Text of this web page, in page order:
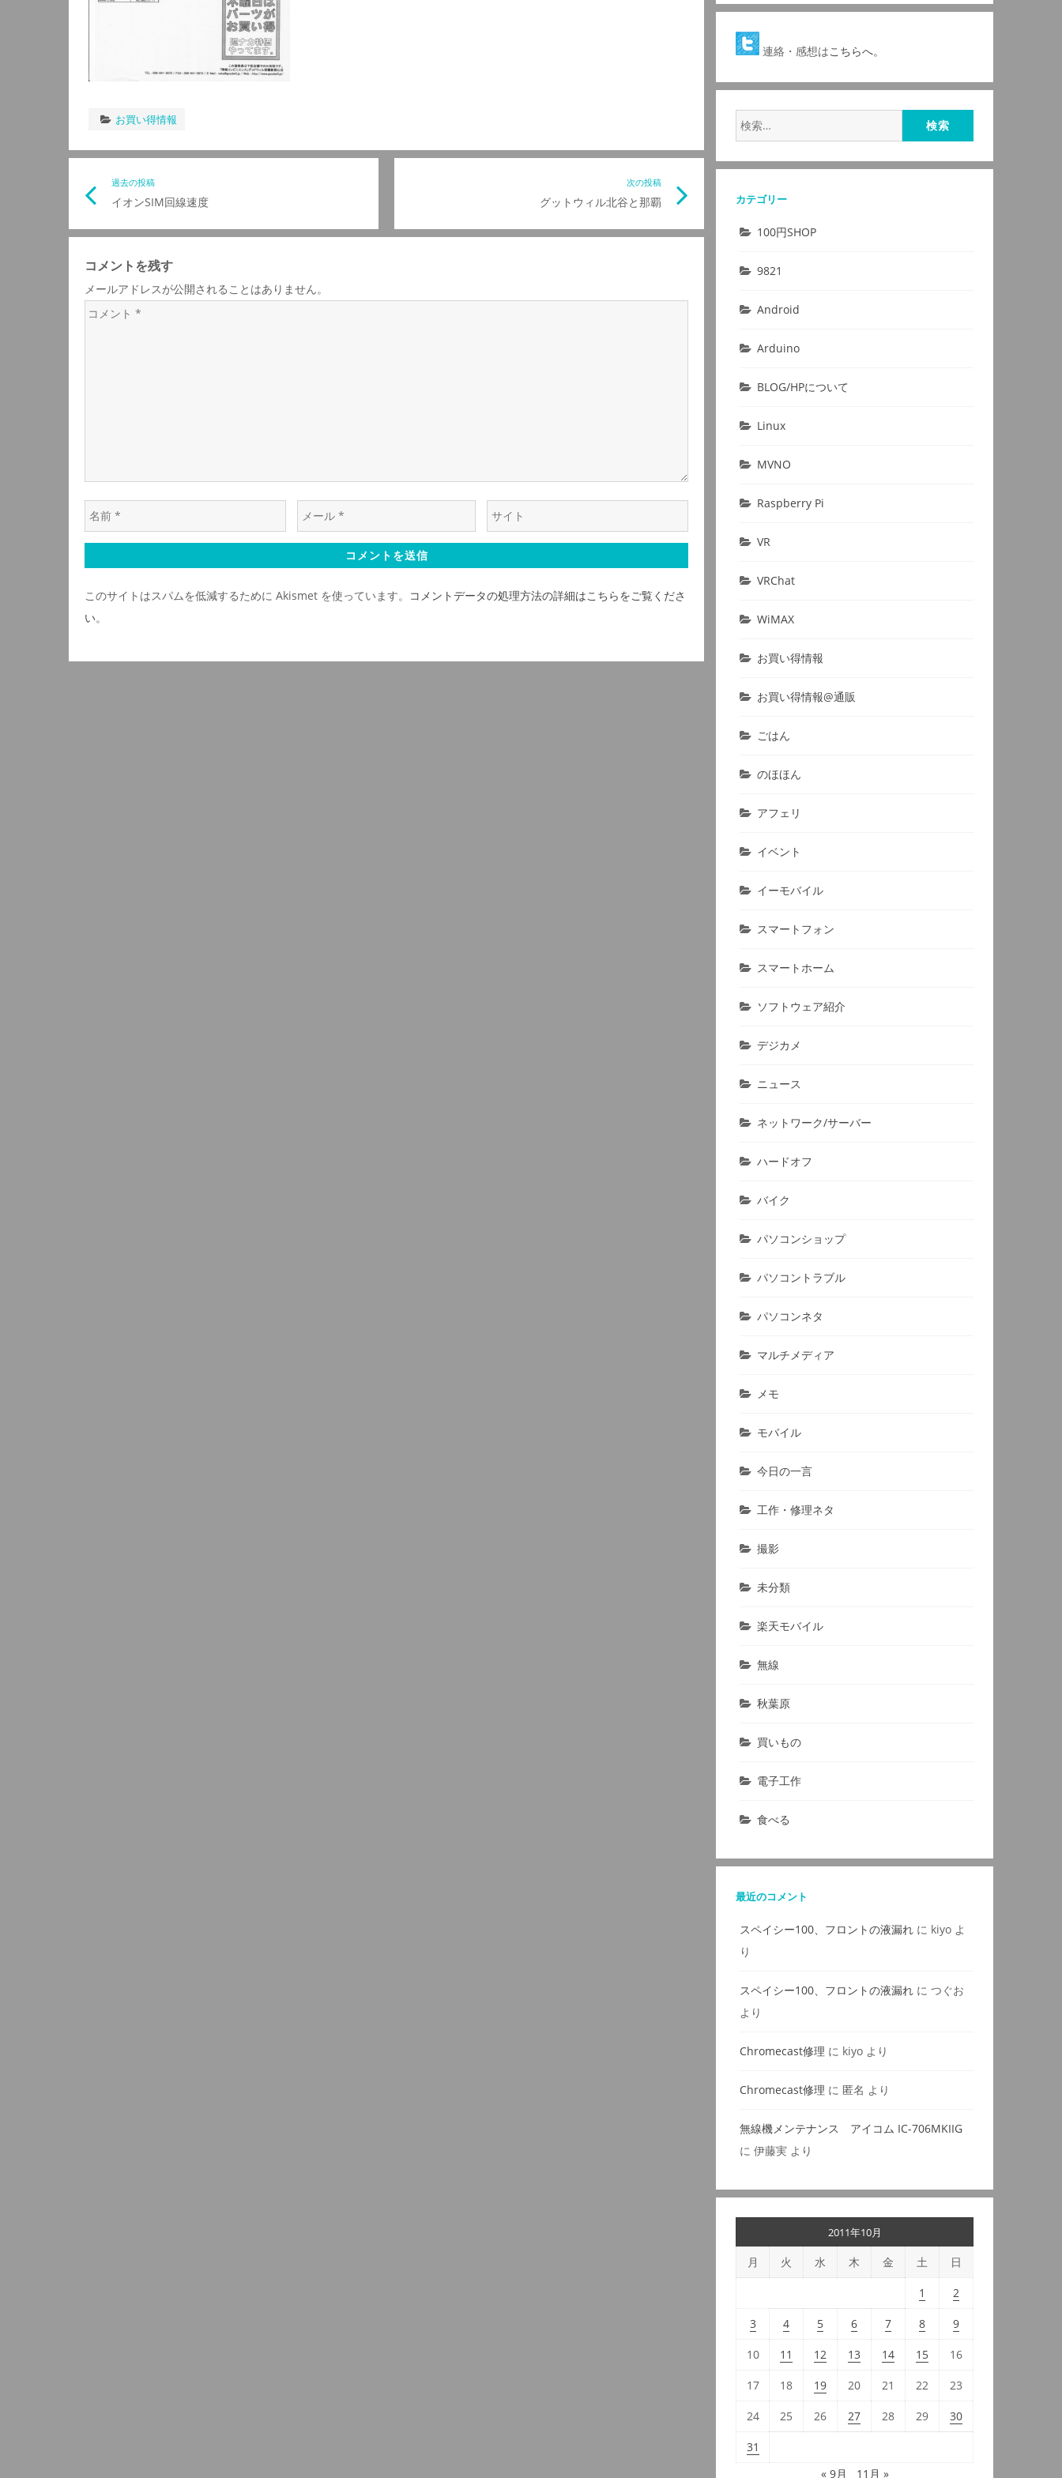
お買い得情報
稿
ナ
ビ
ョ
ン
過去の投稿
イオンSIM回線速度
記
次の投稿
グットウィル北谷と那覇
記
コメントを残す
メールアドレスが公開されることはありません。
コ
名
前
ー
ウ
ェ
イ
このサイトはスパムを低減するために Akismet を使っています。 コメントデータの処理方法の詳細はこちらをご覧くださ
い。
連絡・感想はこちらへ。
索:
カテゴリー
100円SHOP
9821
Android
Arduino
BLOG/HPについて
Linux
MVNO
Raspberry Pi
VR
VRChat
WiMAX
お買い得情報
お買い得情報@通販
ごはん
のほほん
アフェリ
イベント
イーモバイル
スマートフォン
スマートホーム
ソフトウェア紹介
デジカメ
ニュース
ネットワーク/サーバー
ハードオフ
バイク
パソコンショップ
パソコントラブル
パソコンネタ
マルチメディア
メモ
モバイル
今日の一言
工作・修理ネタ
撮影
未分類
楽天モバイル
無線
秋葉原
買いもの
電子工作
食べる
最近のコメント
スペイシー100、フロントの液漏れ に kiyo よ
り
スペイシー100、フロントの液漏れ に つぐお
より
Chromecast修理 に kiyo より
Chromecast修理 に 匿名 より
無線機メンテナンス アイコム IC-706MKIIG
に 伊藤実 より
2011年10月
月 火 水 木 金 土 日
1 2
3 4 5 6 7 8 9
10 11 12 13 14 15 16
17 18 19 20 21 22 23
24 25 26 27 28 29 30
31
« 9月
11月 »